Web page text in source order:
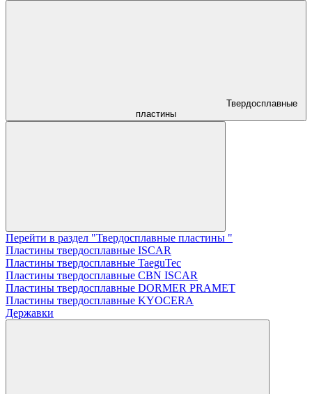
Твердосплавные
пластины
Перейти в раздел "Твердосплавные пластины "
Пластины твердосплавные ISCAR
Пластины твердосплавные TaeguTec
Пластины твердосплавные CBN ISCAR
Пластины твердосплавные DORMER PRAMET
Пластины твердосплавные KYOCERA
Державки